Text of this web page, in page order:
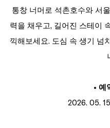
통창 너머로 석촌호수와 서
력을 채우고, 길어진 스테이
끽해보세요. 도심 속 생기 넘
• 예
2026. 05.